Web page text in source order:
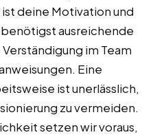
deine Motivation und
ausreichende
im Team
Eine
ist unerlässlich,
zu vermeiden.
setzen wir voraus,